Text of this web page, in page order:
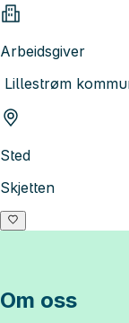
Arbeidsgiver
Lillestrøm
Sted
Skjetten
Om oss